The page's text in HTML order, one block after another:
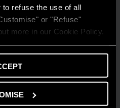
refuse the use of all
or "Refuse"
more in our Cookie Policy.
condizionatore?